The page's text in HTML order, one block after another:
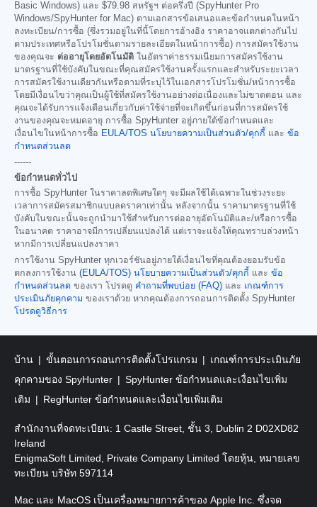
Basic Windows) และ $79.98 สหรัฐฯ ต่อครึ่งปี (SpyHunter Pro
Windows/SpyHunter for Mac) ตามเอกสารข้อเสนอและข้อกำหนดในหน้า
ลงทะเบียน/การซื้อ (ซึ่งรวมอยู่ในที่นี้โดยการอ้างอิง ราคาอาจแตกต่างกันไป
ตามประเทศหรือโปรโมชั่นตามรายละเอียดในหน้าการซื้อ) การสมัครใช้งาน
ของคุณจะ ต่ออายุโดยอัตโนมัติ ในอัตราค่าธรรมเนียมการสมัครใช้งาน
มาตรฐานที่ใช้บังคับในขณะที่คุณสมัครใช้งานครั้งแรกและสำหรับระยะเวลา
การสมัครใช้งานเดียวกันหรือตามที่ระบุไว้ในเอกสารโปรโมชั่น/หน้าการซื้อ
โดยมีเงื่อนไขว่าคุณเป็นผู้ใช้ที่สมัครใช้งานอย่างต่อเนื่องและไม่ขาดตอน และ
คุณจะได้รับการแจ้งเตือนเกี่ยวกับค่าใช้จ่ายที่จะเกิดขึ้นก่อนที่การสมัครใช้
งานของคุณจะหมดอายุ การซื้อ SpyHunter อยู่ภายใต้ข้อกำหนดและ
เงื่อนไขในหน้าการซื้อ EULA/TOS นโยบายความเป็นส่วนตัว/คุกกี้ และ ข้อ
กำหนดส่วนลด
------
ข้อกำหนดทั่วไป
การซื้อ SpyHunter ในราคาลดพิเศษใดๆ จะมีผลใช้ได้เฉพาะในช่วงระยะ
เวลาการสมัครสมาชิกแบบลดราคาเท่านั้น หลังจากนั้น ราคามาตรฐานที่ใช้
บังคับในขณะนั้นจะถูกนำมาใช้สำหรับการต่ออายุอัตโนมัติและ/หรือการซื้อ
ในอนาคต ราคาอาจมีการเปลี่ยนแปลงได้ แต่เราจะแจ้งให้คุณทราบล่วงหน้า
หากมีการเปลี่ยนแปลงราคา
การใช้งาน SpyHunter ทุกเวอร์ชันอยู่ภายใต้เงื่อนไขที่คุณต้องยอมรับข้อ
ตกลงการใช้งาน (EULA/TOS) นโยบายความเป็นส่วนตัว/คุกกี้ และ ข้อ
กำหนดส่วนลด ของเรา โปรดดู คำถามที่พบบ่อย (FAQ) และ เกณฑ์การ
ประเมินภัยคุกคาม ของเราด้วย หากคุณต้องการถอนการติดตั้ง SpyHunter
โปรดดูวิธีการ
บ้าน ขั้นตอนการถอนการติดตั้งโปรแกรม
เกณฑ์การประเมินภัย
คุกคามของ SpyHunter
SpyHunter ข้อกำหนดและเงื่อนไขเพิ่ม
เติม
RegHunter ข้อกำหนดและเงื่อนไขเพิ่มเติม
สำนักงานที่จดทะเบียน: 1 Castle Street, ชั้น 3, Dublin 2 D02XD82
Ireland
EnigmaSoft Limited, Private Company Limited โดยหุ้น, หมายเลข
ทะเบียน บริษัท 597114
Mac และ MacOS เป็นเครื่องหมายการค้าของ Apple Inc. ซึ่งจด